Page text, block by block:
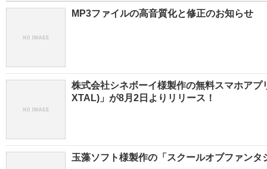
MP3ファイルの高音質化と修正のお知らせ
株式会社シネボーイ様製作の無料スマホア
XTAL)」が8月2日よりリリース！
玉藻ソフト様製作の「スクールオブファン